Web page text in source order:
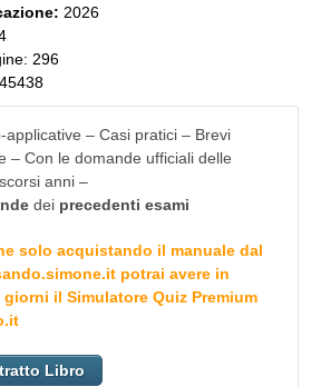
2026
296
applicative – Casi pratici – Brevi
– Con le domande ufficiali delle
anni –
dei precedenti esami
solo acquistando il manuale dal
potrai avere in
il Simulatore Quiz Premium
Libro